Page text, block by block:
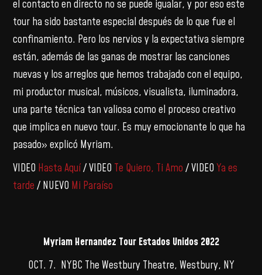
el contacto en directo no se puede igualar, y por eso este
tour ha sido bastante especial después de lo que fue el
confinamiento. Pero los nervios y la expectativa siempre
están, además de las ganas de mostrar las canciones
nuevas y los arreglos que hemos trabajado con el equipo,
mi productor musical, músicos, visualista, iluminadora,
una parte técnica tan valiosa como el proceso creativo
que implica en nuevo tour. Es muy emocionante lo que ha
pasado» explicó Myriam.
VIDEO Hasta Aquí/ VIDEO Te Quiero, Ti Amo / VIDEOYa es
tarde / NUEVO Mi Paraíso
Myriam Hernandez Tour Estados Unidos 2022
OCT. 7. NYBC The Westbury Theatre, Westbury, NY